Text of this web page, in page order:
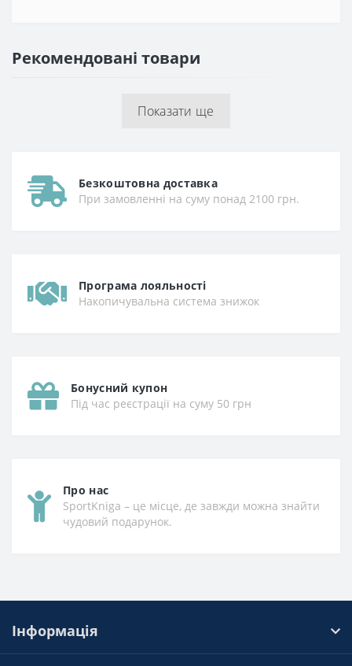
Рекомендовані товари
Показати ще
Безкоштовна доставка
При замовленні на суму понад 2100 грн.
Програма лояльності
Накопичувальна система знижок
Бонусний купон
Під час реєстрації на суму 50 грн
Про нас
SportKniga – це місце, де завжди можна знайти
чудовий подарунок.
Інформація